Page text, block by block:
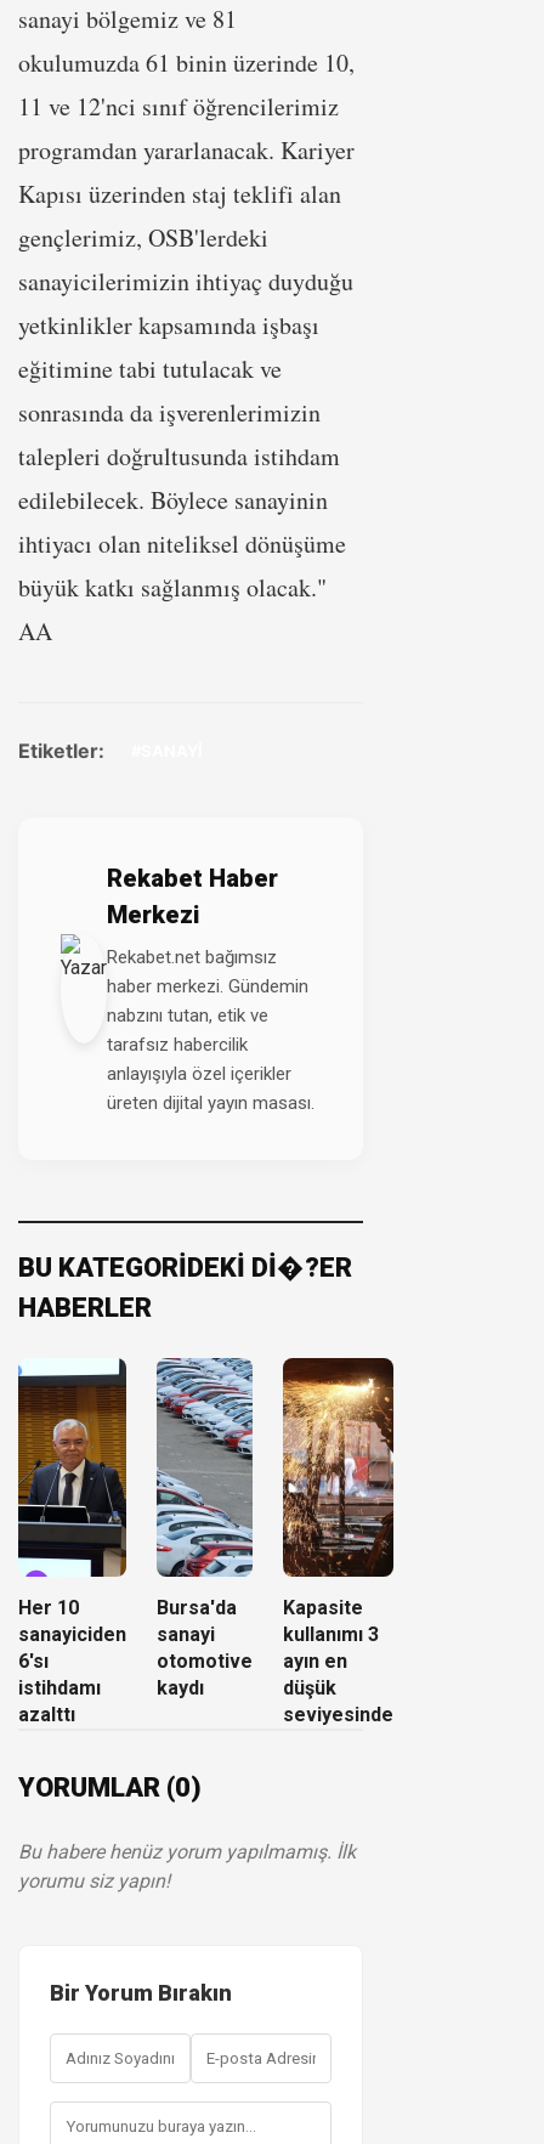
sanayi bölgemiz ve 81
okulumuzda 61 binin üzerinde 10,
11 ve 12'nci sınıf öğrencilerimiz
programdan yararlanacak. Kariyer
Kapısı üzerinden staj teklifi alan
gençlerimiz, OSB'lerdeki
sanayicilerimizin ihtiyaç duyduğu
yetkinlikler kapsamında işbaşı
eğitimine tabi tutulacak ve
sonrasında da işverenlerimizin
talepleri doğrultusunda istihdam
edilebilecek. Böylece sanayinin
ihtiyacı olan niteliksel dönüşüme
büyük katkı sağlanmış olacak."
AA
Etiketler:
Rekabet Haber
Merkezi
Rekabet.net bağımsız
haber merkezi. Gündemin
nabzını tutan, etik ve
tarafsız habercilik
anlayışıyla özel içerikler
üreten dijital yayın masası.
BU KATEGORİDEKİ Dİ�?ER
HABERLER
Her 10
sanayiciden
6'sı
istihdamı
azalttı
Bursa'da
sanayi
otomotive
kaydı
Kapasite
kullanımı 3
ayın en
düşük
seviyesinde
YORUMLAR (0)
Bu habere henüz yorum yapılmamış. İlk
yorumu siz yapın!
Bir Yorum Bırakın